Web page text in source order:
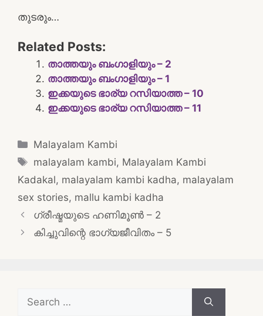
തുടരും…
Related Posts:
താത്തയും ബംഗാളിയും – 2
താത്തയും ബംഗാളിയും – 1
ഇക്കയുടെ ഭാര്യ റസിയാത്ത – 10
ഇക്കയുടെ ഭാര്യ റസിയാത്ത – 11
Categories
Malayalam Kambi
Tags
malayalam kambi, Malayalam Kambi
Kadakal, malayalam kambi kadha, malayalam
sex stories, mallu kambi kadha
Post
navigation
ഗ്രീഷ്മയുടെ ഹണിമൂൺ – 2
കിച്ചുവിന്റെ ഭാഗ്യജീവിതം – 5
Search
for: